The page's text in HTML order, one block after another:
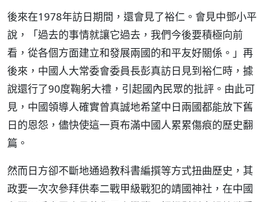
後來在1978年訪日期間，還會見了裕仁。會見中鄧小平
說，「過去的事情就讓它過去，我們今後要積極向前
看，從各個方面建立和發展兩國的和平友好關係。」再
後來，中國人大常委會委員長彭真訪日見到裕仁時，據
說還行了90度鞠躬大禮，引起國內民眾的批評。由此可
見，中國領導人確實曾真誠地希望中日兩國都能放下舊
日的恩怨，儘快使這一頁布滿中國人累累傷痕的歷史翻
篇。
然而日方卻不斷地通過教科書編撰等方式扭曲歷史，其
政要一次次參拜供奉二戰甲級戰犯的靖國神社，在中國